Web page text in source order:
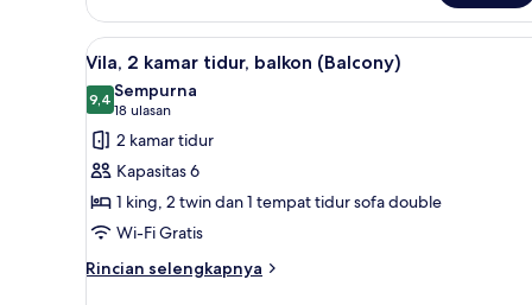
1
kamar
tidur
Lihat
semua
foto
untuk
Vila,
2
kamar
tidur,
balkon
Vila, 2 kamar tidur, balkon
10
Vila, 2 kamar tidur, balkon (Balcony)
9,49,4 dari 10
Sempurna
18 ulasan
(18
ulasan)
2 kamar tidur
Kapasitas 6
1 king, 2 twin dan 1 tempat tidur sofa double
Wi-Fi Gratis
Rincian selengkapnya
Rincian